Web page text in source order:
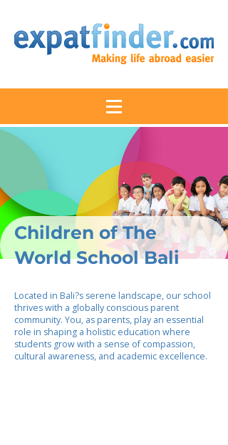
Children of The
World School Bali
Located in Bali?s serene landscape, our school
thrives with a globally conscious parent
community. You, as parents, play an essential
role in shaping a holistic education where
students grow with a sense of compassion,
cultural awareness, and academic excellence.